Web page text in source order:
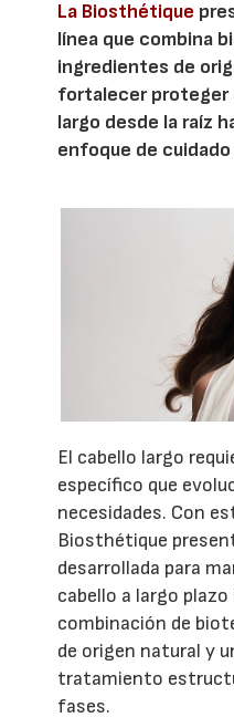
La Biosthétique
línea que combina
ingredientes de
fortalecer proteger
largo desde la raíz
enfoque de cuidado
El cabello largo
específico que
necesidades. Con
Biosthétique
desarrollada para
cabello a largo
combinación de
de origen natural y
tratamiento
fases.